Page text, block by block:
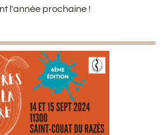
l'année prochaine !